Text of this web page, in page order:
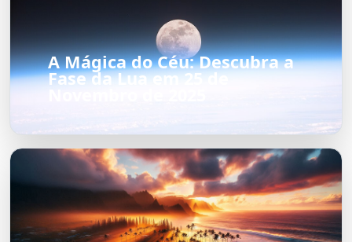
A Mágica do Céu: Descubra a
Fase da Lua em 25 de